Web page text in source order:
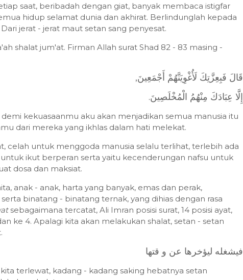
saat, beribadah dengan giat, banyak membaca istigfar
hidup selamat dunia dan akhirat. Berlindunglah kepada
jerat - jerat maut setan sang penyesat.
shalat jum'at. Firman Allah surat Shad 82 - 83 masing -
,قَالَ فَبِعِزَّتِكَ لَأُغْوِيَنَّهُمْ أَجْمَعِينَ
.إِلَّا عِبَادَكَ مِنْهُمُ الْمُخْلَصِينَ
kekuasaanmu aku akan menjadikan semua manusia itu
dari mereka yang ikhlas dalam hati melekat.
celah untuk menggoda manusia selalu terlihat, terlebih ada
ikut berperan serta yaitu kecenderungan nafsu untuk
dosa dan maksiat.
anak - anak, harta yang banyak, emas dan perak,
binatang - binatang ternak, yang dihias dengan rasa
sebagaimana tercatat, Ali Imran posisi surat, 14 posisi ayat,
ke 4. Apalagi kita akan melakukan shalat, setan - setan
فيشغله ليؤخرها عن و قتها
terlewat, kadang - kadang saking hebatnya setan